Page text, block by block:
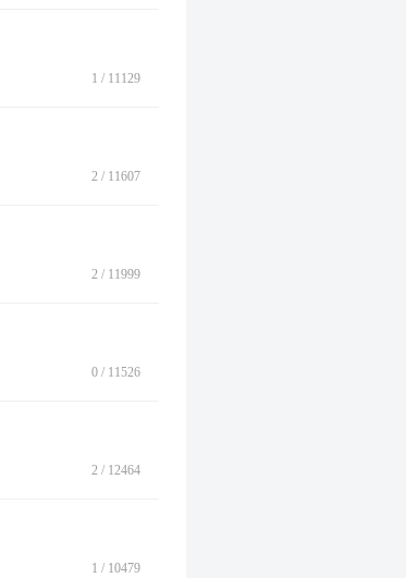
1 / 11129
2 / 11607
2 / 11999
0 / 11526
2 / 12464
1 / 10479